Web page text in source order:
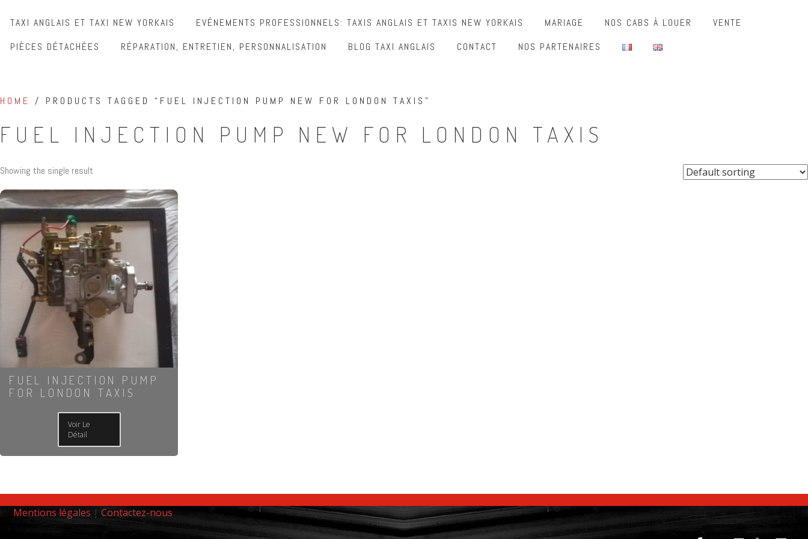
TAXI ANGLAIS ET TAXI NEW YORKAIS EVÉNEMENTS PROFESSIONNELS: TAXIS ANGLAIS ET TAXIS NEW YORKAIS MARIAGE NOS CABS À LOUER
VENTE
PIÈCES DÉTACHÉES
RÉPARATION, ENTRETIEN, PERSONNALISATION BLOG TAXI ANGLAIS CONTACT NOS PARTENAIRES
HOME / PRODUCTS TAGGED “FUEL INJECTION PUMP NEW FOR LONDON TAXIS”
FUEL INJECTION PUMP NEW FOR LONDON TAXIS
Showing the single result
FUEL INJECTION PUMP
FOR LONDON TAXIS
Voir Le
Détail
Mentions légales | Contactez-nous